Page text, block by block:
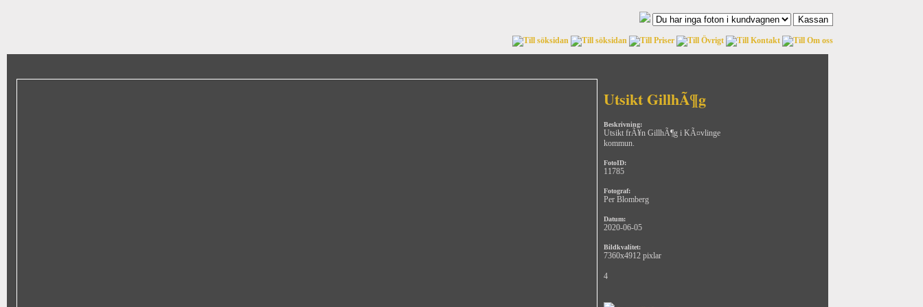
Utsikt GillhÃ¶g
Beskrivning:
Utsikt frÃ¥n GillhÃ¶g i KÃ¤vlinge
kommun.
FotoID:
11785
Fotograf:
Per Blomberg
Datum:
2020-06-05
Bildkvalitet:
7360x4912 pixlar
4